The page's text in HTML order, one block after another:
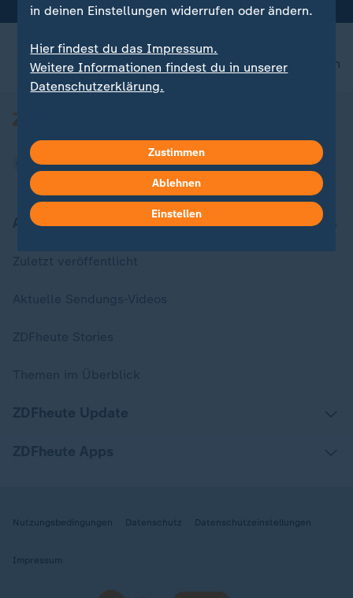
nach oben
Aktuell bei ZDFheute
Nutzungsbedingungen Datenschutz Datenschutzeinstellungen
Impressum
in deinen Einstellungen widerrufen oder ändern.
Hier findest du das Impressum.
Weitere Informationen findest du in unserer
Datenschutzerklärung.
Zustimmen
Ablehnen
Einstellen